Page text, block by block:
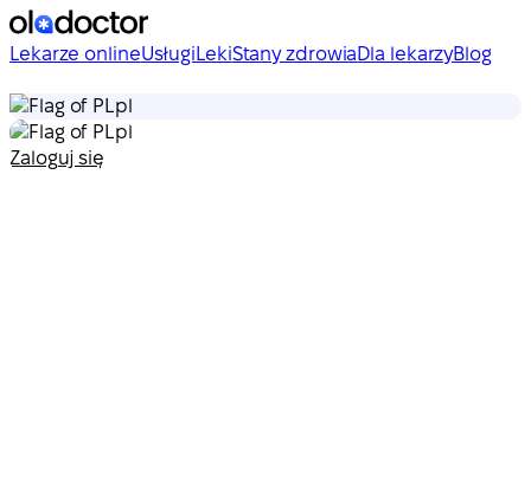
Lekarze onlineUsługi LekiStany zdrowiaDla lekarzyBlog
pl
pl
Zaloguj się